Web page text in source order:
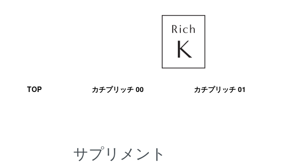
TOP カチプリッチ 00 カチプリッチ 01
サプリメント